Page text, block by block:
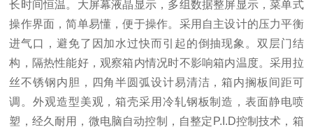
长时间恒温。大屏幕液晶显示，多组数据整屏显示，菜单式
操作界面，简单易懂，便于操作。采用自主设计的压力平衡
进气口，避免了因加水过快而引起的倒抽现象。双层门结
构，隔热性能好，观察箱内情况时不影响箱内温度。采用拉
丝不锈钢内胆，四角半圆弧设计易清洁，箱内搁板间距可
调。外观造型美观，箱壳采用冷轧钢板制造，表面静电喷
塑，经久耐用，微电脑自动控制，自整定P.I.D控制技术，箱